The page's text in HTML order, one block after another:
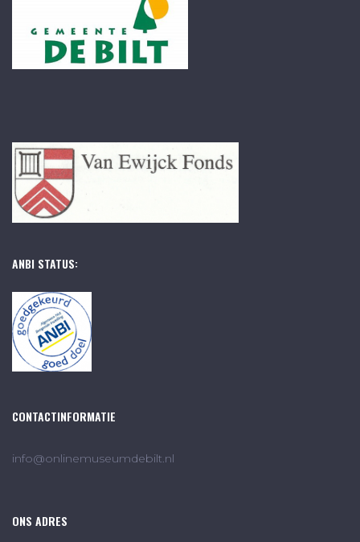
ANBI STATUS:
CONTACTINFORMATIE
info@onlinemuseumdebilt.nl
ONS ADRES